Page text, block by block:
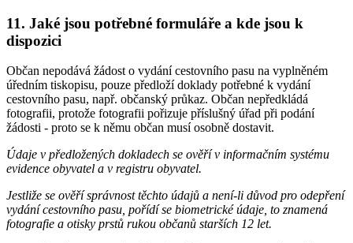
11. Jaké jsou potřebné formuláře a kde jsou k
dispozici
Občan nepodává žádost o vydání cestovního pasu na vyplněném
úředním tiskopisu, pouze předloží doklady potřebné k vydání
cestovního pasu, např. občanský průkaz. Občan nepředkládá
fotografii, protože fotografii pořizuje příslušný úřad při podání
žádosti - proto se k němu občan musí osobně dostavit.
Údaje v předložených dokladech se ověří v informačním systému
evidence obyvatel a v registru obyvatel.
Jestliže se ověří správnost těchto údajů a není-li důvod pro odepření
vydání cestovního pasu, pořídí se biometrické údaje, to znamená
fotografie a otisky prstů rukou občanů starších 12 let.